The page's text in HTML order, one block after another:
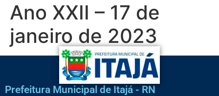
Ano XXII – 17 de
janeiro de 2023
Prefeitura Municipal de Itajá - RN